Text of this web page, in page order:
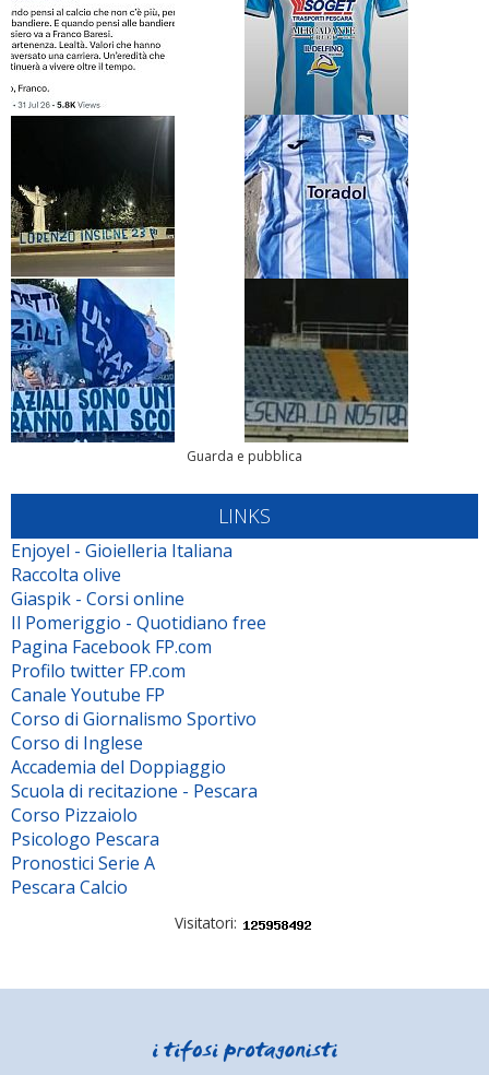
Guarda e pubblica
LINKS
Enjoyel - Gioielleria Italiana
Raccolta olive
Giaspik - Corsi online
Il Pomeriggio - Quotidiano free
Pagina Facebook FP.com
Profilo twitter FP.com
Canale Youtube FP
Corso di Giornalismo Sportivo
Corso di Inglese
Accademia del Doppiaggio
Scuola di recitazione - Pescara
Corso Pizzaiolo
Psicologo Pescara
Pronostici Serie A
Pescara Calcio
Visitatori: